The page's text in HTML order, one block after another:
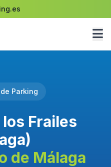
Parking
Frailes
de Málaga